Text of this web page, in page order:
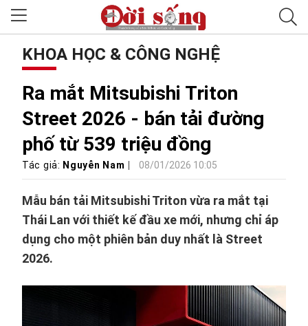
KHOA HỌC & CÔNG NGHỆ
Ra mắt Mitsubishi Triton
Street 2026 - bán tải đường
phố từ 539 triệu đồng
Tác giả: Nguyễn Nam 08/01/2026 10:05
Mẫu bán tải Mitsubishi Triton vừa ra mắt tại
Thái Lan với thiết kế đầu xe mới, nhưng chỉ áp
dụng cho một phiên bản duy nhất là Street
2026.